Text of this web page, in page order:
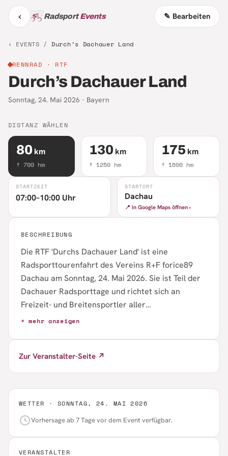
‹ RadsportEvents ✎ Bearbeiten
‹ EVENTS / Durch’s Dachauer Land
RENNRAD · RTF
Durch’s Dachauer Land
Sonntag, 24. Mai 2026 · Bayern
STARTZEIT
07:00–10:00 Uhr
STARTORT
Dachau
📍 In Google Maps öffnen ›
DISTANZ WÄHLEN
80 km
↑ 700 hm
130 km
↑ 1250hm
175 km
↑ 1600 hm
BESCHREIBUNG
Die RTF 'Durchs Dachauer Land' ist eine
Radsporttourenfahrt des Vereins R+F forice89
Dachau am Sonntag, 24. Mai 2026. Sie ist Teil der
Dachauer Radsporttage und richtet sich an
Freizeit- und Breitensportler aller
Leistungsniveaus. Anmeldung und GPX-Download
Detailseite zu finden.
+ mehr anzeigen
Zur Veranstalter-Seite ↗
WETTER · SONNTAG, 24. MAI 2026
Vorhersage ab 7 Tage vor dem Event verfügbar.
VERANSTALTER